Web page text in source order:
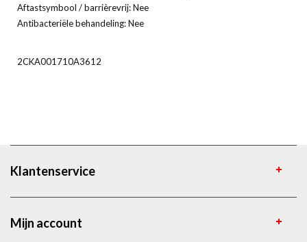
Aftastsymbool / barrièrevrij: Nee
Antibacteriële behandeling: Nee
2CKA001710A3612
Klantenservice
Mijn account